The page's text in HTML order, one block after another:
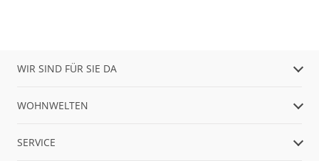
WIR SIND FÜR SIE DA
WOHNWELTEN
SERVICE